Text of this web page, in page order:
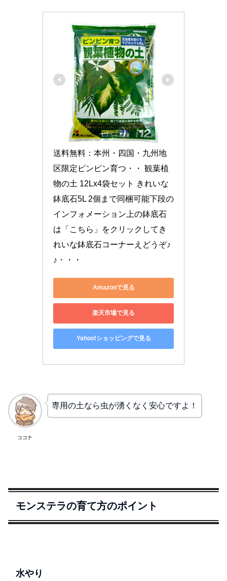
送料無料：本州・四国・九州地
区限定ピンピン育つ・・ 観葉植
物の土 12Lx4袋セット きれいな
鉢底石5L 2個まで同梱可能下段の
インフォメーション上の鉢底石
は「こちら」をクリックしてき
れいな鉢底石コーナーえどうぞ♪
♪・・・
Amazonで見る
楽天市場で見る
Yahoo!ショッピングで見る
ココナ
専用の土なら虫が湧くなく安心ですよ！
モンステラの育て方のポイント
水やり